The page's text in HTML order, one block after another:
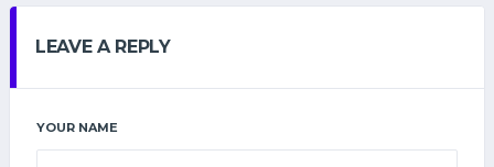
LEAVE A REPLY
YOUR NAME